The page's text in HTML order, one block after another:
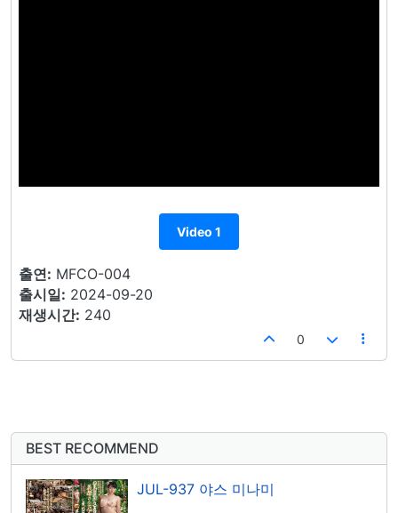
Video 1
출연: MFCO-004
출시일: 2024-09-20
재생시간: 240
0
BEST RECOMMEND
JUL-937 야스 미나미